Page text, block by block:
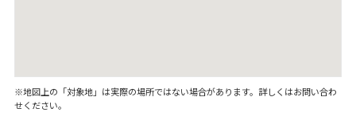
※地図上の「対象地」は実際の場所ではない場合があります。詳しくはお問い合わ
せください。